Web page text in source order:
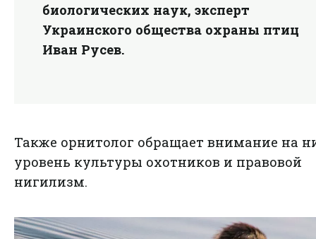
биологических наук, эксперт
Украинского общества охраны птиц
Иван Русев.
Также орнитолог обращает внимание на
уровень культуры охотников и правовой
нигилизм.